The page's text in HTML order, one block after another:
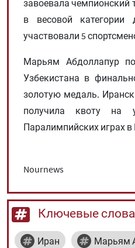
завоевала чемпионский
в весовой
участвовали 5
Марьям Абдоллапур
Узбекистана в
золотую медаль.
получила квоту на
Паралимпийских играх
Nournews
Ключевые слова
Иран Марьям